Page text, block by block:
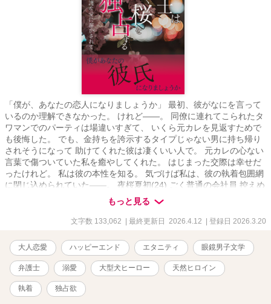
「僕が、あなたの恋人になりましょうか」 最初、彼がなにを言って
いるのか理解できなかった。 けれど――。 同僚に連れてこられたタ
ワマンでのパーティは場違いすぎて、 いくら元カレを見返すためで
も後悔した。 でも、金持ちを誇示するタイプじゃない男に持ち帰り
されそうになって 助けてくれた彼は凄くいい人で。 元カレの心ない
言葉で傷ついていた私を癒やしてくれた。 はじまった交際は幸せだ
ったけれど。 私は彼の本性を知る。 気づけば私は、彼の執着包囲網
に閉じ込められていた――。 夜桜夏初(24) ごく普通の会社員 控えめ
だが言うことははっきり言う 自己肯定感は低めだが、 陽川との出会
いでもっと自信を持っていいのでは？ と思い始める × 陽川晴貴(30)
エリート弁護士 爽やかイケメンだが、さらりと毒を吐く 好きになっ
もっと見る
文字数 133,062 | 最終更新日 2026.4.12 | 登録日 2026.3.20
大人恋愛 ハッピーエンド エタニティ 眼鏡男子文学
弁護士 溺愛 大型犬ヒーロー 天然ヒロイン
執着 独占欲